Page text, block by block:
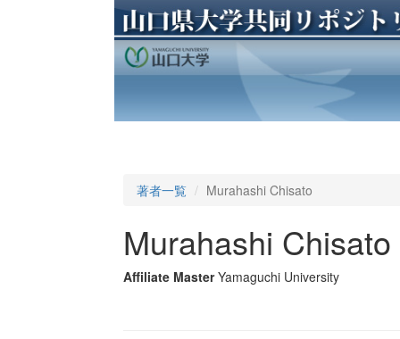
著者一覧 Murahashi Chisato
Murahashi Chisato
Affiliate Master Yamaguchi University